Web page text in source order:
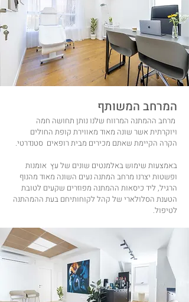
המרחב המשותף
מרחב ההמתנה המרווח שלנו נותן תחושה חמה
ויוקרתית אשר שונה מאוד מאווירת קופת החולים
הקרה הקיימת שאתם מכירים מבית רופאים סטנדרטי.
באמצעות שימוש באלמנטים שונים של עץ אומנות
ופשטות יצרנו מרחב המתנה נעים השונה מאוד מהנוף
הרגיל, ליד כיסאות ההמתנה מפוזרים שקעים לטובת
הטענת הסלולארי של קהל לקוחותיחם בעת ההמהתנה
לטיפול.